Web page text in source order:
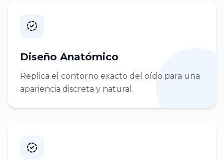
Diseño Anatómico
Replica el contorno exacto del oído para una
apariencia discreta y natural.